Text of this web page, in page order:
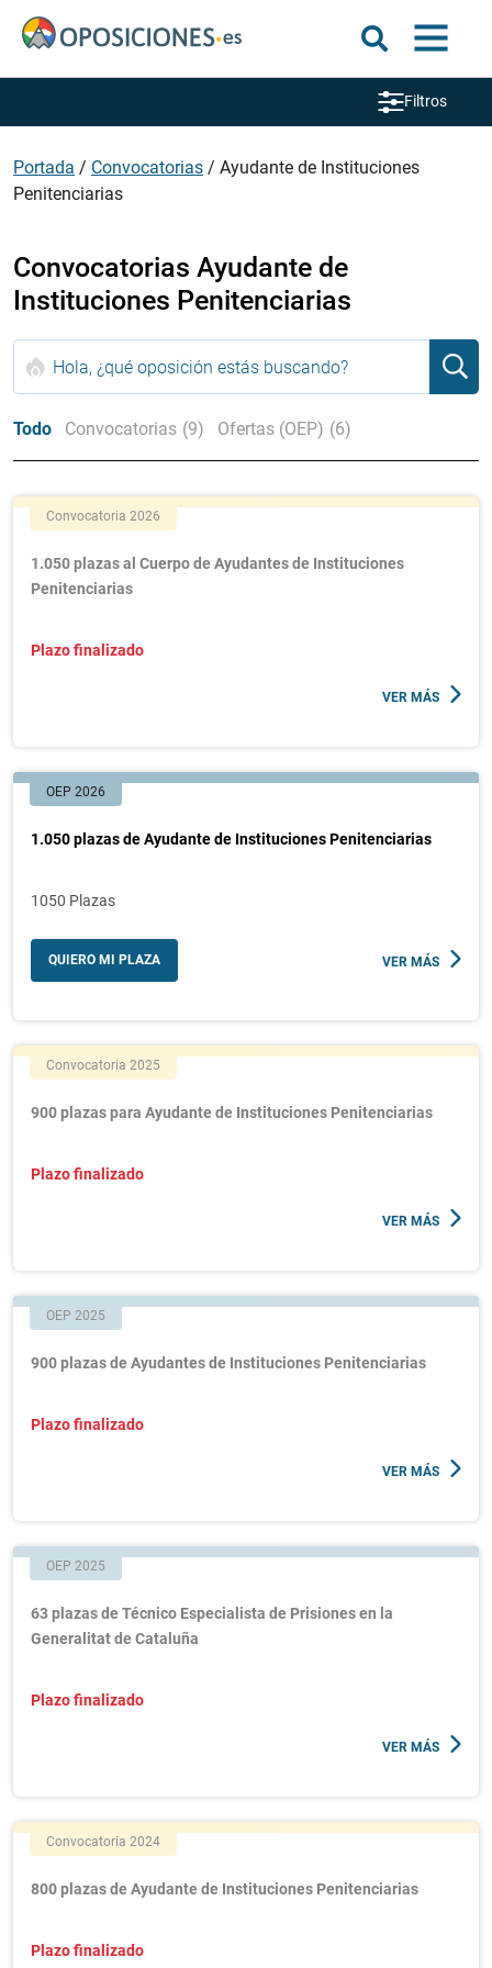
Filtros
Portada / Convocatorias / Ayudante de Instituciones
Penitenciarias
Convocatorias Ayudante de
Instituciones Penitenciarias
Todo Convocatorias (9) Ofertas (OEP) (6)
Convocatoria 2026
1.050 plazas al Cuerpo de Ayudantes de Instituciones
Penitenciarias
Plazo finalizado
VER MÁS
OEP 2026
1.050 plazas de Ayudante de Instituciones Penitenciarias
1050 Plazas
QUIERO MI PLAZA VER MÁS
Convocatoria 2025
900 plazas para Ayudante de Instituciones Penitenciarias
Plazo finalizado
VER MÁS
OEP 2025
900 plazas de Ayudantes de Instituciones Penitenciarias
Plazo finalizado
VER MÁS
OEP 2025
63 plazas de Técnico Especialista de Prisiones en la
Generalitat de Cataluña
Plazo finalizado
VER MÁS
Convocatoria 2024
800 plazas de Ayudante de Instituciones Penitenciarias
Plazo finalizado